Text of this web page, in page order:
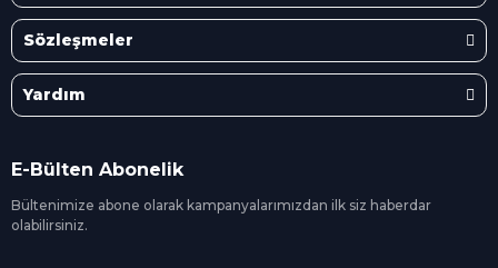
Sözleşmeler
Yardım
E-Bülten Abonelik
Bültenimize abone olarak kampanyalarımızdan ilk siz haberdar
olabilirsiniz.